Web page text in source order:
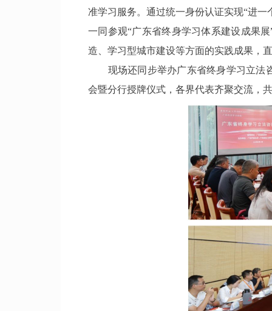
准学习服务。通过统一身份认证实现“进
一同参观“广东省终身学习体系建设成果
造、学习型城市建设等方面的实践成果，
现场还同步举办广东省终身学习立法咨
会暨分行授牌仪式，各界代表齐聚交流，